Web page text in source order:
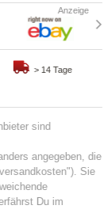
> 14 Tage